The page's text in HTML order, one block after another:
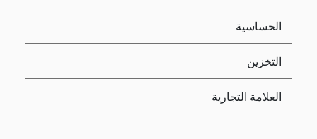
الحساسية
التخزين
العلامة التجارية